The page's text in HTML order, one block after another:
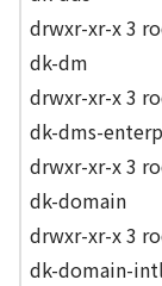
drwxr-xr-x 3
dk-dm
drwxr-xr-x 3
dk-dms-
drwxr-xr-x 3
dk-domain
drwxr-xr-x 3
dk-domain-intl